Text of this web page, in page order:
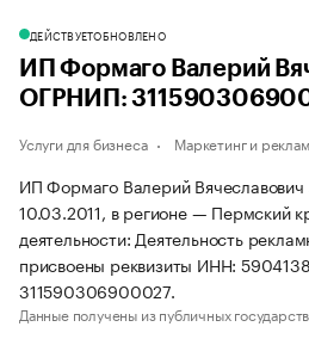
ДЕЙСТВУЕТОБНОВЛЕНО
ИП Формаго Валерий
ОГРНИП:
Услуги для бизнеса Маркетинг и
ИП Формаго Валерий Вячеславович
10.03.2011, в регионе — Пермский
деятельности: Деятельность
присвоены реквизиты ИНН:
311590306900027.
Данные получены из публичных